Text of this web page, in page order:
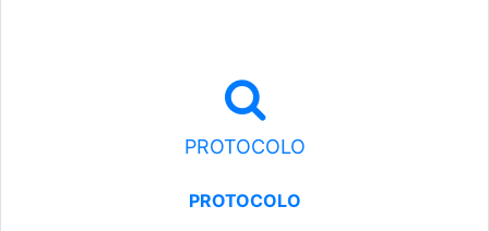
PROTOCOLO
PROTOCOLO